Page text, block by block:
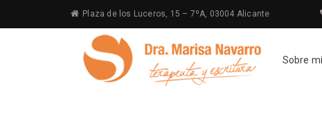
Plaza de los Luceros, 15 – 7ºA, 03004 Alicante
Sobre